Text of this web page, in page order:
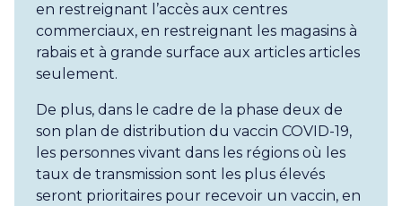
en restreignant l’accès aux centres
commerciaux, en restreignant les magasins à
rabais et à grande surface aux articles articles
seulement.
De plus, dans le cadre de la phase deux de
son plan de distribution du vaccin COVID-19,
les personnes vivant dans les régions où les
taux de transmission sont les plus élevés
seront prioritaires pour recevoir un vaccin, en